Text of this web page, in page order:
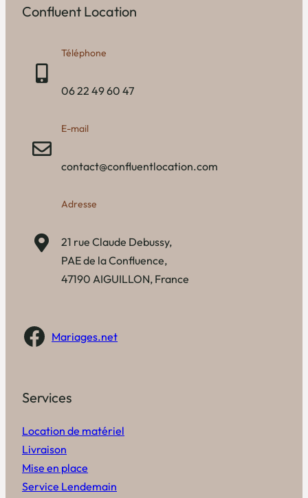
Confluent Location
Téléphone
06 22 49 60 47
E-mail
contact@confluentlocation.com
Adresse
21 rue Claude Debussy,
PAE de la Confluence,
47190 AIGUILLON, France
Facebook Mariages.net
Services
Location de matériel
Livraison
Mise en place
Service Lendemain